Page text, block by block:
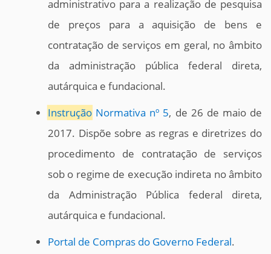
administrativo para a realização de pesquisa
de preços para a aquisição de bens e
contratação de serviços em geral, no âmbito
da administração pública federal direta,
autárquica e fundacional.
Instrução Normativa nº 5, de 26 de maio de
2017. Dispõe sobre as regras e diretrizes do
procedimento de contratação de serviços
sob o regime de execução indireta no âmbito
da Administração Pública federal direta,
autárquica e fundacional.
Portal de Compras do Governo Federal.